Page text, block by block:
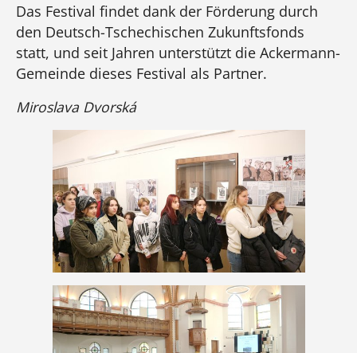
Das Festival findet dank der Förderung durch
den Deutsch-Tschechischen Zukunftsfonds
statt, und seit Jahren unterstützt die Ackermann-
Gemeinde dieses Festival als Partner.
Miroslava Dvorská